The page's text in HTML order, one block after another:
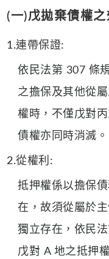
(一)戊拋棄債權之
1.連帶保證:
依民法第 307 條
之擔保及其他從
權時，不僅戊對
債權亦同時消滅。
2.從權利:
抵押權係以擔保
在，故須從屬於
獨立存在，依民
戊對 A 地之抵押